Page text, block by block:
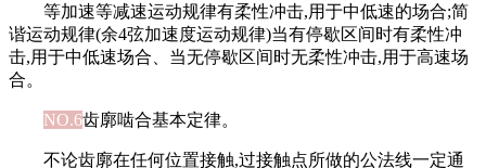
等加速等减速运动规律有柔性冲击,用于中低速的场合;简
谐运动规律(余4弦加速度运动规律)当有停歇区间时有柔性冲
击,用于中低速场合、当无停歇区间时无柔性冲击,用于高速场
合。
NO.6齿廓啮合基本定律。
不论齿廓在任何位置接触,过接触点所做的公法线一定通